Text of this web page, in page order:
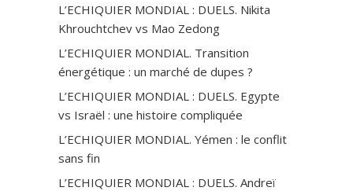
L’ECHIQUIER MONDIAL : DUELS. Nikita
Khrouchtchev vs Mao Zedong
L’ECHIQUIER MONDIAL. Transition
énergétique : un marché de dupes ?
L’ECHIQUIER MONDIAL : DUELS. Egypte
vs Israël : une histoire compliquée
L’ECHIQUIER MONDIAL. Yémen : le conflit
sans fin
L’ECHIQUIER MONDIAL : DUELS. Andreï